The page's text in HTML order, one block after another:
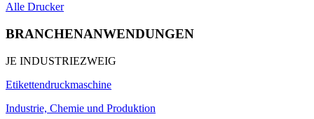
Alle Drucker
BRANCHENANWENDUNGEN
JE INDUSTRIEZWEIG
Etikettendruckmaschine
Industrie, Chemie und Produktion